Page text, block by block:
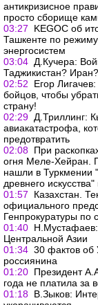
антикризисное
просто сборище
03:27
KEGOC об
Ташкенте по
энергосистем
03:04 Д.Кучера:
Таджикистан?
02:52
Егор
бойцов, чтобы
страну!
02:29 Д.Триллинг:
авиакатастрофа,
предотвратить
02:08 При
огня Меле-Хейран.
нашли в Туркмении
древнего искусства"
01:57
Казахстан.
официального
Генпрокуратуры
01:40
Центральной Азии
01:34 30 фактов об
россиянина
01:20 Президент
года не платила за
01:18 В.Зыков: